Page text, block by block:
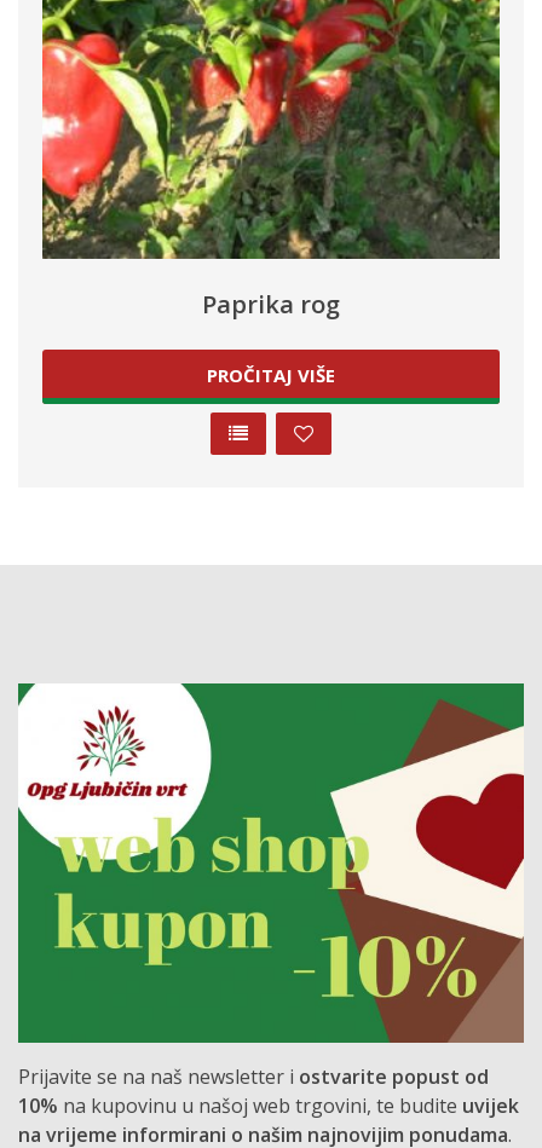
Paprika rog
PROČITAJ VIŠE
Prijavite se na naš newsletter i ostvarite popust od
10% na kupovinu u našoj web trgovini, te budite uvijek
na vrijeme informirani o našim najnovijim ponudama.